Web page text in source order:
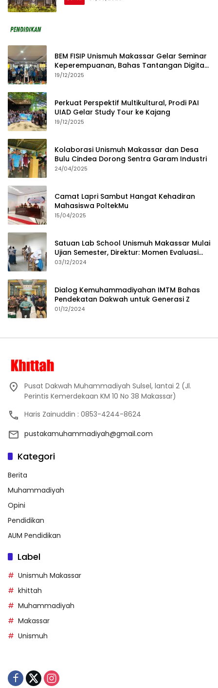
BEM FISIP Unismuh Makassar Gelar Seminar
Keperempuanan, Bahas Tantangan Digital
dan Budaya Lokal
19/12/2025
Perkuat Perspektif Multikultural, Prodi PAI
UIAD Gelar Study Tour ke Kajang
19/12/2025
Kolaborasi Unismuh Makassar dan Desa
Bulu Cindea Dorong Sentra Garam Industri
24/04/2025
Camat Lapri Sambut Hangat Kehadiran
Mahasiswa PoltekMu
15/04/2025
Satuan Lab School Unismuh Makassar Mulai
Ujian Semester, Direktur: Momen Evaluasi
Proses Pembelajaran
03/12/2024
Dialog Kemuhammadiyahan IMTM Bahas
Pendekatan Dakwah untuk Generasi Z
01/12/2024
Pusat Dakwah Muhammadiyah Sulsel, lantai 2 (Jl.
Perintis Kemerdekaan KM 10 No 38 Makassar)
Haris Zainuddin : 0853-4244-8624
pustakamuhammadiyah@gmail.com
Kategori
Berita
Muhammadiyah
Opini
Pendidikan
AUM Pendidikan
Label
Unismuh Makassar
khittah
Muhammadiyah
Makassar
Unismuh